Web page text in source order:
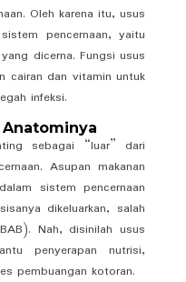
Oleh karena itu, usus
pencernaan, yaitu
dicerna. Fungsi usus
cairan dan vitamin untuk
infeksi.
Anatominya
sebagai “luar” dari
Asupan makanan
sistem pencernaan
dikeluarkan, salah
Nah, disinilah usus
penyerapan nutrisi,
pembuangan kotoran.